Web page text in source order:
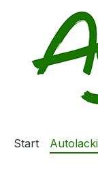
Hauptinhalt
Zur Suche
Zur
Start